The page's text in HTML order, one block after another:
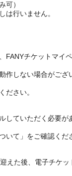
可）
行いません。
FANYチケットマイ
作しない場合がご
ださい。
ていただく必要が
て」をご確認くだ
た後、電子チケッ